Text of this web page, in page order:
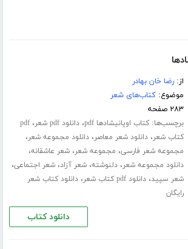
از:رضا خان بهادر
موضوع:کتاب‌های شعر
۲۸۳ صفحه
برچسب‌ها:کتاب اوپانیشادها pdf ،دانلود pdf شعر ،pdf
کتاب شعر،دانلود شعر معاصر،دانلود مجموعه شعر،
مجموعه شعر فارسی، مجموعه شعر،شعر عاشقانه،
دانلود مجموعه شعر،دلنوشته،شعر آزاد،شعر اجتماعی،
شعر سپید،دانلود pdf کتاب شعر ،دانلود کتاب شعر
رایگان
دانلود کتاب